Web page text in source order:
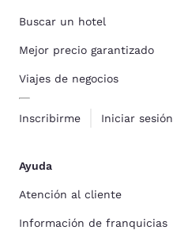
Buscar un hotel
Mejor precio garantizado
Viajes de negocios
Inscribirme Iniciar sesión
Ayuda
Atención al cliente
Información de franquicias